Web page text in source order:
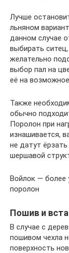
Лучше
льняном
данном случае
выбирать
желательно
выбор пал на
её на
Также
обычно
Поролон при
изнашивается,
не датут
шершавой
Войлок — более
поролон
Пошив и
В случае с
пошивом чехла
поверхность